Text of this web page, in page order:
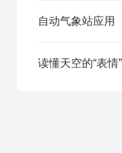
自动气象站应用